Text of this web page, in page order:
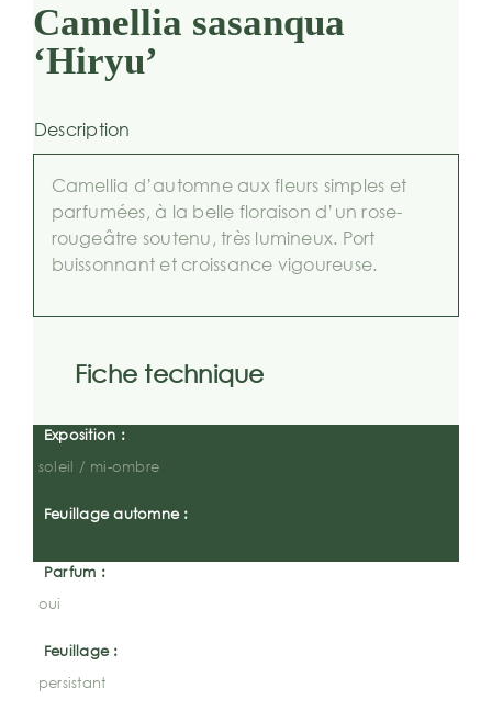
Camellia sasanqua
‘Hiryu’
Description
Camellia d’automne aux fleurs simples et
parfumées, à la belle floraison d’un rose-
rougeâtre soutenu, très lumineux. Port
buissonnant et croissance vigoureuse.
Fiche technique
Exposition :
soleil / mi-ombre
Feuillage automne :
Parfum :
oui
Feuillage :
persistant